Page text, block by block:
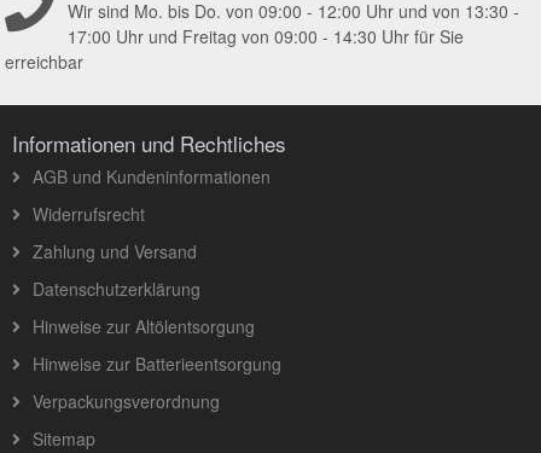
Wir sind Mo. bis Do. von 09:00 - 12:00 Uhr und von 13:30 -
17:00 Uhr und Freitag von 09:00 - 14:30 Uhr für Sie
erreichbar
Informationen und Rechtliches
AGB und Kundeninformationen
Widerrufsrecht
Zahlung und Versand
Datenschutzerklärung
Hinweise zur Altölentsorgung
Hinweise zur Batterieentsorgung
Verpackungsverordnung
Sitemap